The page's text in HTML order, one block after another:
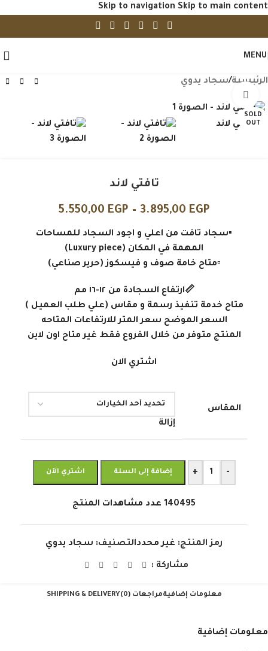
Skip to navigation Skip to main content
MENU
الرئيسية/سجاد يدوي
SOLD
OUT
تافتي لاند
3.895,00 EGP
–
5.550,00 EGP
▪️سجاد تافت من اعلي و اجود السجاد للمساحات
المهمة في المكان (Luxury piece)
▫️متاح خامة صوف و فيسكوز (حرير صناعي)
📏ارتفاع السجادة من ١٢-١٦ مم
متاح خدمة تنفيذ رسمة و مقاس (علي طلب العميل )
السعر الموضح سعر المتر للارتفاعات المتاحه
المنتج متوفر من خلال الفروع فقط غير متاح اون لاين
اشتري الان
المقاس
إزالة
-
+ إضافة إلى السلة اشتري الآن
140495 عدد مشاهدات المنتج
رمز المنتج: غير محددالتصنيف: سجاد يدوي
مشاركة :
معلومات إضافيةمراجعات (0) SHIPPING & DELIVERY
معلومات إضافية